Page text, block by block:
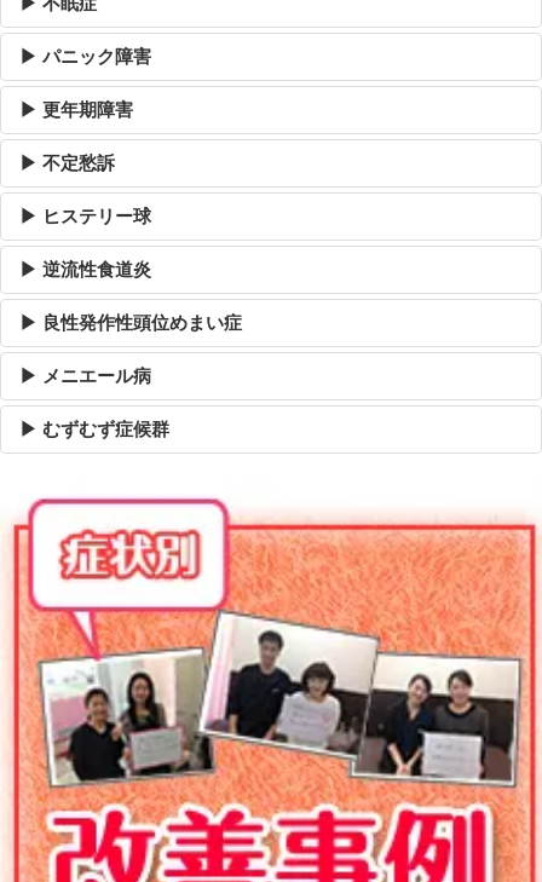
▶ パニック障害
▶ 更年期障害
▶ 不定愁訴
▶ ヒステリー球
▶ 逆流性食道炎
▶ 良性発作性頭位めまい症
▶ メニエール病
▶ むずむず症候群